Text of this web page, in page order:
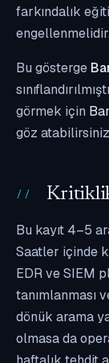
farkındalık
engellenmelidir.
Bu gösterge
görmek için
göz
Bu kayıt 4–5
Saatler içinde
EDR ve SIEM
tanımlanması
dönük arama
olmasa da